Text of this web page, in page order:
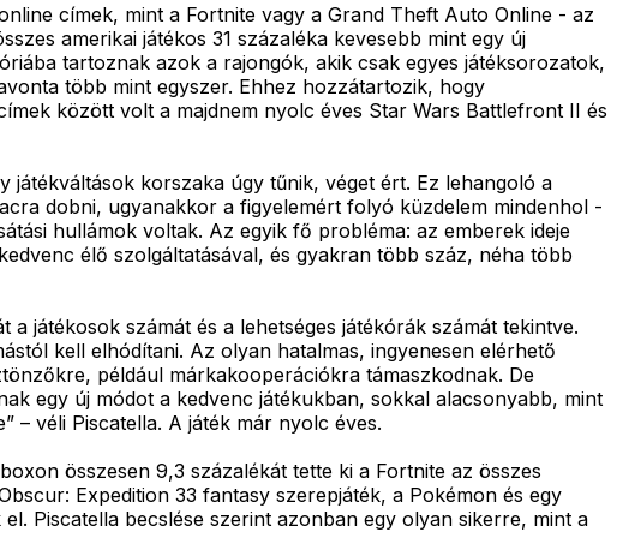
címek, mint a Fortnite vagy a Grand Theft Auto Online - az
amerikai játékos 31 százaléka kevesebb mint egy új
tartoznak azok a rajongók, akik csak egyes játéksorozatok,
több mint egyszer. Ehhez hozzátartozik, hogy
között volt a majdnem nyolc éves Star Wars Battlefront II és
játékváltások korszaka úgy tűnik, véget ért. Ez lehangoló a
dobni, ugyanakkor a figyelemért folyó küzdelem mindenhol -
hullámok voltak. Az egyik fő probléma: az emberek ideje
élő szolgáltatásával, és gyakran több száz, néha több
játékosok számát és a lehetséges játékórák számát tekintve.
kell elhódítani. Az olyan hatalmas, ingyenesen elérhető
például márkakooperációkra támaszkodnak. De
egy új módot a kedvenc játékukban, sokkal alacsonyabb, mint
– véli Piscatella. A játék már nyolc éves.
összesen 9,3 százalékát tette ki a Fortnite az összes
Expedition 33 fantasy szerepjáték, a Pokémon és egy
Piscatella becslése szerint azonban egy olyan sikerre, mint a